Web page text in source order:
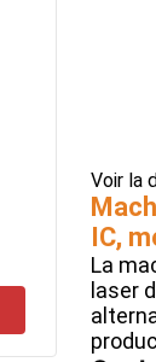
Voir la
IC,
La
laser